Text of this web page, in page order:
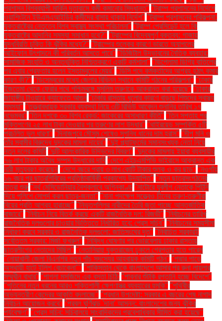
প্রশাসন বিশ্বব্যাপী মার্কিন দূতাবাসে কর্মী কমানোর সিদ্ধান্ত" "ট্রাম্প প্রশাসনের নির্দেশে
ওয়াশিংটনে ইউএসএআইডির কর্মীদের বাসায় থাকার নির্দেশ" "ট্রাম্প প্রশাসনের পরিকল্পনা:
যুক্তরাষ্ট্রের নেতৃত্বে বিশ্ব স্বাস্থ্য সংস্থা পরিচালনা" "ট্রাম্প প্রেসিডেন্ট হলে কি
যুক্তরাষ্ট্রে আদানির সমস্যা সমাধান হবে?" "ট্রাম্পের বিদ্বেষপূর্ণ বক্তব্য: গাজায়
যুদ্ধবিরতি চুক্তি কি ঝুঁকির মধ্যে?" "ট্রাম্পের শুল্কের কারণে ভারতে অ্যাপলের
আইফোন উৎপাদনে কী পরিবর্তন আসতে পারে" "ডিজিটাল উদ্ভাবনের নৈতিক ব্যবহার:
সামাজিক সংহতি ও অন্তর্ভুক্তি নিশ্চিতকরণে একটি কর্মশালা" "ডিপ্লোমা ডিগ্রি বাতিলের
পর এবার গ্রেফতার হলেন ইস্তাম্বুলের মেয়র" "ডিসি পদে কর্মকর্তাদের আগ্রহ হঠাৎ কমার
কারণ কী?" "ডিসেম্বরের মধ্যে জেলার বিভিন্ন স্থানে কমিটি গঠনের পরিকল্পনা" "ঢাকার
ইজতেমা থেকে ফেরার পথে পশ্চিমবঙ্গে মুসলিম তরুণকে আক্রান্ত করা হয়েছে" "ঢাকার
জাহাঙ্গীর টাওয়ারে ক্যাফেতে আগুন "ঢাকার রাস্তায় ধুলোর কারণে বাড়ছে শিশুদের স্বাস্থ্য
সমস্যা" "তত্ত্বাবধায়ক সরকার ব্যবস্থা নিয়ে ৩টি রিভিউ আবেদন শুনানির তারিখ ১৭
নভেম্বর" "তিন দশকে ৩০ বিশ্ব রেকর্ড: জাকেরের অসাধারণ কীর্তি" "তিন সপ্তাহ পর
মুক্তিপণের ২৫ লাখ টাকা দেওয়ার পর তরুণের লাশ উদ্ধার" "থাইরয়েড সম্পর্কিত ৫টি
প্রচলিত ভুল ধারণা" "দিনাজপুরে মৌসুম শেষেও সুগন্ধি ধানের দাম হ্রাস" "দীপু মনি ও
তাঁর স্বামীর বিরুদ্ধে দুদকের মামলা দায়ের" "দুই প্ল্যাটফর্মের সমানসংখ্যক নেতা নিয়ে
নতুন দলের কমিটি "দুটি আলংকারিক উদ্ভিদের বিবরণ" "দুদকের মামলায় ইয়াবা ব্যবসায়ীর
৭৬ লাখ টাকার অবৈধ সম্পদ উদ্ধারের দাবি "দেশে এইচএমপিভি ভাইরাসে আক্রান্ত এক
নারী মৃত্যুবরণ করেছেন "দেশে বছরে প্রায় ৩ লাখ কোটি টাকার শুল্ক ও কর ছাড়" "নওগাঁয়
১৬ বছর পর ছাত্রশিবিরের প্রতিষ্ঠাবার্ষিকী প্রকাশ্যে উদযাপিত" "নতুন ছাত্রসংগঠনের
যাত্রা শুরু "নর্থ মেসিডোনিয়ার নৈশক্লাবে অগ্নিকাণ্ড "নাটোরে যুবলীগ নেতাকে পিটুনি
দিয়ে পুলিশে সোপর্দ করল ছাত্র-জনতা" "নানা পদক্ষেপ সত্ত্বেও চীনের তরুণ-তরুণীরা
বিয়ের প্রতি আগ্রহ হারাচ্ছে" "নিভৃতপল্লির নারীদের তৈরি জুতা পাচ্ছে আন্তর্জাতিক
বাজারে" "নির্বাচন নিয়ে বিতর্ক করছে একটি রাজনৈতিক দল: রিজভী" "নির্বাচনের তারিখ
রাজনৈতিক দলগুলোর চাওয়ার ভিত্তিতে নির্ধারিত হবে: প্রেস সচিব" "নির্বাচনের সময়সীমা
নির্ধারণ করবে সরকার ও রাজনৈতিক দলগুলো: জাতিসংঘের দূত" "নির্বাচিত সরকারই
সর্বোত্তম সরকার: মির্জা ফখরুল" "নিষিদ্ধ ঘোষণার পর ভোরবেলায় ঢাকার রাস্তায়
ছাত্রলীগের নেতাদের মিছিল" "নেতানিয়াহু যুক্তরাজ্যে ঢুকলে গ্রেপ্তার হতে পারেন
"নোয়াখালী জেলা বিএনপির নতুন পাঁচ সদস্যের আহ্বায়ক কমিটি গঠন" "পদ্মার পাড়ে
অস্থায়ী হাটে ইলিশ বেচাকেনা"'' "পাকিস্তান থেকে বাংলাদেশে আসার পর রুনা লায়লার
সম্মুখীন বাধার" "পাগলা মসজিদে এক বস্তা চিঠি: "পাবনার শুঁটকি রপ্তানি হচ্ছে বিদেশে"
"পুতিনের নতুন ধরনের আরও শক্তিশালী ক্ষেপণাস্ত্র ব্যবহারের হুমকি" "পৃথিবীর
অভ্যন্তরীণ কেন্দ্রের আকৃতি বদলাচ্ছে" "প্রধান উপদেষ্টা: সরকার এ বছরের শেষ নাগাদ
নির্বাচন আয়োজন করবে" "প্রবল ঘূর্ণিঝড় 'দানা' আসন্ন: বাংলাদেশের জন্য ঝুঁকির
পর্যবেক্ষণ" "প্রেস সচিব: সচিবালয়ে সাংবাদিকদের প্রবেশাধিকার সীমিত করা হয়েছে"